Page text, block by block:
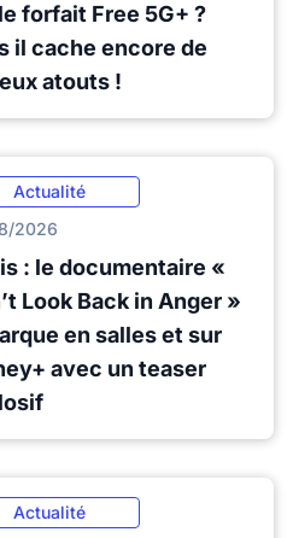
forfait Free 5G+ ?
il cache encore de
atouts !
Actualité
2026
: le documentaire «
Look Back in Anger »
en salles et sur
avec un teaser
Actualité